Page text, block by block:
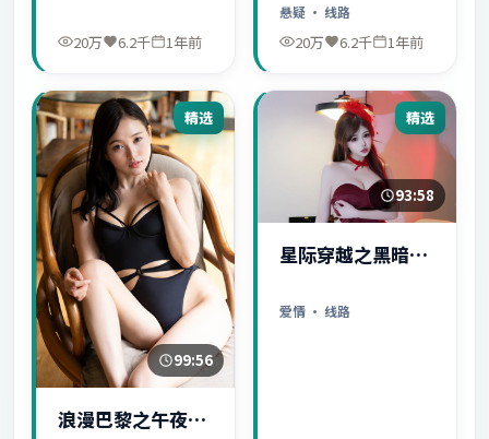
20万 6.2千 1年前
悬疑 · 线路
20万 6.2千 1年前
精选
99:56
浪漫巴黎之午夜惊
精选
93:58
星际穿越之黑暗秘
爱情 · 线路